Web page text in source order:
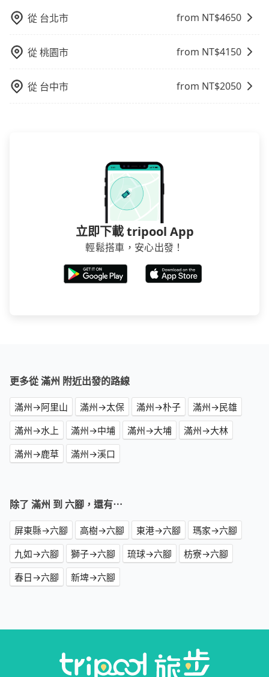
是禁止大客車通行的，建議在預定時最好先與車行或平
台確認。
從 台北市 from NT$4650
從桃園市 from NT$4150
從 台中市 from NT$2050
立即下載 tripool App
輕鬆搭車，安心出發！
更多從 滿州 附近出發的路線
滿州→阿里山 滿州→太保 滿州→朴子
滿州→民雄
滿州→水上
滿州→中埔 滿州→大埔
滿州→大林
滿州→鹿草
滿州→溪口
除了 滿州 到 六腳，還有⋯
屏東縣→六腳 高樹→六腳 東港→六腳
瑪家→六腳
九如→六腳
獅子→六腳 琉球→六腳
枋寮→六腳
春日→六腳
新埤→六腳